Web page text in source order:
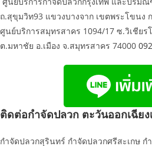
ถ.สุขุมวิท93 แขวงบางจาก เขตพระโขนง
ศูนย์บริการสมุทรสาคร 1094/17 ซ.วิเชียร
ต.มหาชัย อ.เมือง จ.สมุทรสาคร 74000
ติดต่อกำจัดปลวก ตะวันออกเฉียง
กำจัดปลวกสุรินทร์ กำจัดปลวกศรีสะเกษ ก